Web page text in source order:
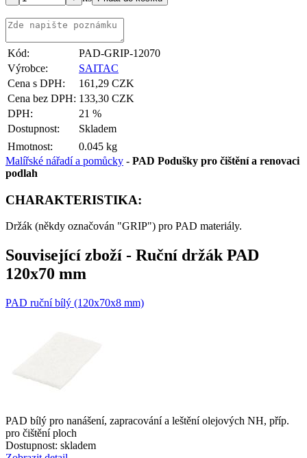
Kód:
PAD-GRIP-12070
Výrobce:
SAITAC
Cena s DPH:
161,29 CZK
Cena bez DPH: 133,30 CZK
DPH:
21 %
Dostupnost:
Skladem
Hmotnost:
0.045 kg
Malířské nářadí a pomůcky - PAD Podušky pro čištění a renovaci
podlah
CHARAKTERISTIKA:
Držák (někdy označován "GRIP") pro PAD materiály.
Související zboží - Ruční držák PAD
120x70 mm
PAD ruční bílý (120x70x8 mm)
PAD bílý pro nanášení, zapracování a leštění olejových NH, příp.
pro čištění ploch
Dostupnost: skladem